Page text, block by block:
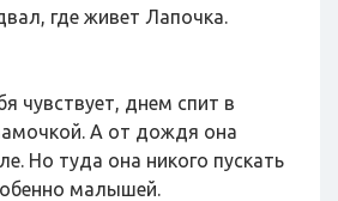
где живет Лапочка.
чувствует, днем спит в
А от дождя она
Но туда она никого пускать
малышей.